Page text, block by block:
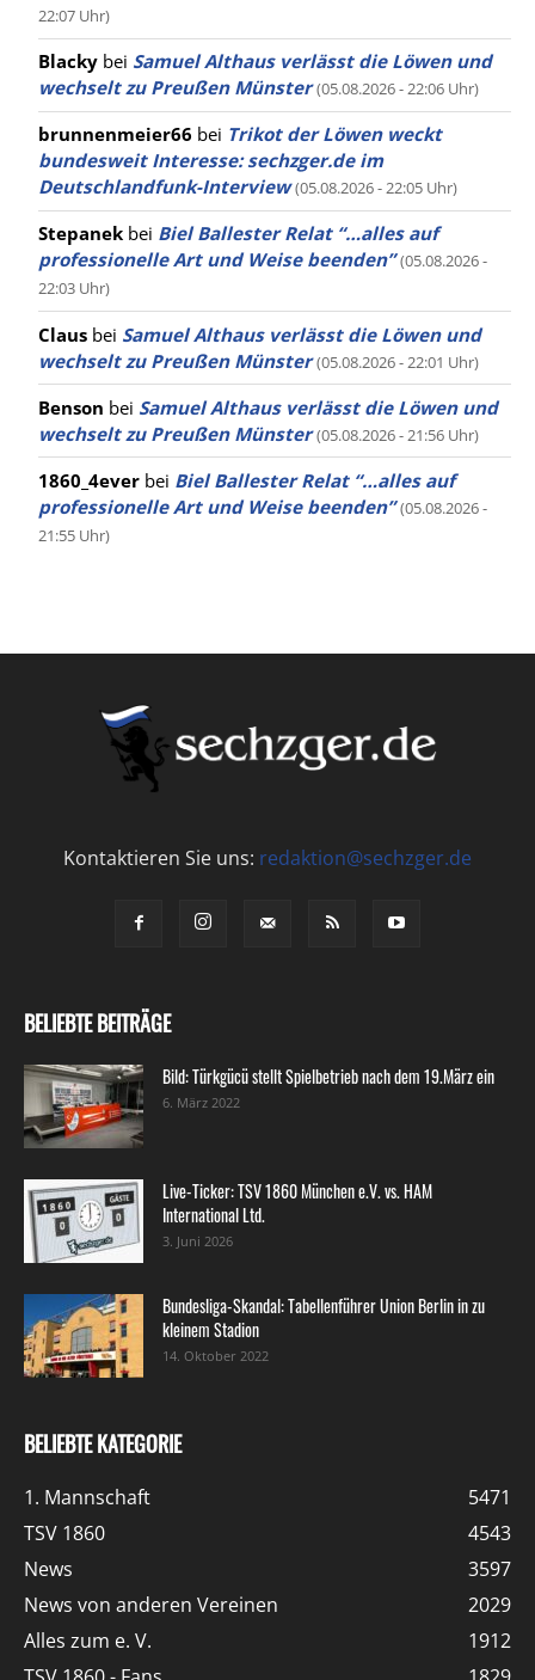
22:07 Uhr)
Blacky bei Samuel Althaus verlässt die Löwen und
wechselt zu Preußen Münster (05.08.2026 - 22:06 Uhr)
brunnenmeier66 bei Trikot der Löwen weckt
bundesweit Interesse: sechzger.de im
Deutschlandfunk-Interview (05.08.2026 - 22:05 Uhr)
Stepanek bei Biel Ballester Relat “…alles auf
professionelle Art und Weise beenden” (05.08.2026 -
22:03 Uhr)
Claus bei Samuel Althaus verlässt die Löwen und
wechselt zu Preußen Münster (05.08.2026 - 22:01 Uhr)
Benson bei Samuel Althaus verlässt die Löwen und
wechselt zu Preußen Münster (05.08.2026 - 21:56 Uhr)
1860_4ever bei Biel Ballester Relat “…alles auf
professionelle Art und Weise beenden” (05.08.2026 -
21:55 Uhr)
Kontaktieren Sie uns: redaktion@sechzger.de
BELIEBTE BEITRÄGE
Bild: Türkgücü stellt Spielbetrieb nach dem 19.März ein
6. März 2022
Live-Ticker: TSV 1860 München e.V. vs. HAM
International Ltd.
3. Juni 2026
Bundesliga-Skandal: Tabellenführer Union Berlin in zu
kleinem Stadion
14. Oktober 2022
BELIEBTE KATEGORIE
1. Mannschaft
5471
TSV 1860
4543
News
3597
News von anderen Vereinen
2029
Alles zum e. V.
1912